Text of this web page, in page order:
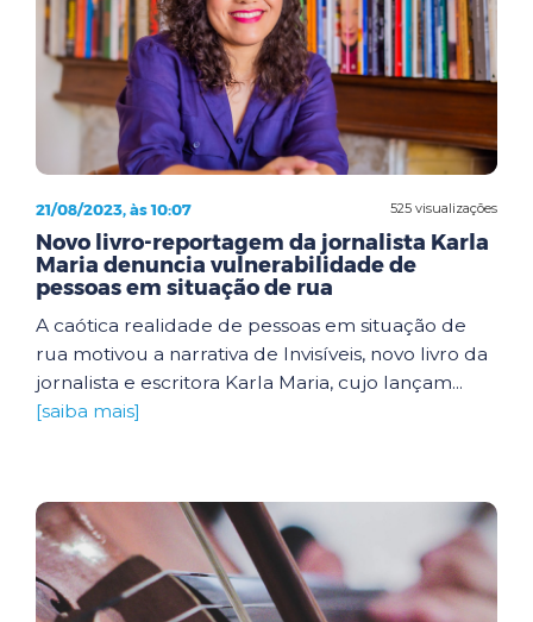
525 visualizações
21/08/2023, às 10:07
Novo livro-reportagem da jornalista Karla
Maria denuncia vulnerabilidade de
pessoas em situação de rua
A caótica realidade de pessoas em situação de
rua motivou a narrativa de Invisíveis, novo livro da
jornalista e escritora Karla Maria, cujo lançam...
[saiba mais]